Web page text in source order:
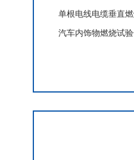
单根电线电缆垂直
汽车内饰物燃烧试